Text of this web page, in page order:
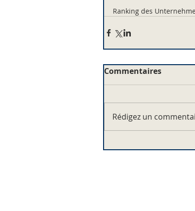
Ranking des
Commentaires
Rédigez un